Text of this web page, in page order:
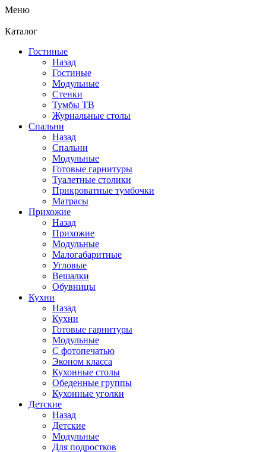
Меню
Каталог
Гостиные
Назад
Гостиные
Модульные
Стенки
Тумбы ТВ
Журнальные столы
Спальни
Назад
Спальни
Модульные
Готовые гарнитуры
Туалетные столики
Прикроватные тумбочки
Матрасы
Прихожие
Назад
Прихожие
Модульные
Малогабаритные
Угловые
Вешалки
Обувницы
Кухни
Назад
Кухни
Готовые гарнитуры
Модульные
С фотопечатью
Эконом класса
Кухонные столы
Обеденные группы
Кухонные уголки
Детские
Назад
Детские
Модульные
Для подростков